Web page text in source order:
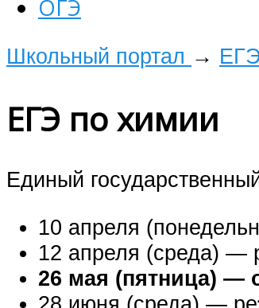
ОГЭ
Школьный портал →
ЕГЭ по химии
Единый
10 апреля
12 апреля (среда) —
26 мая (пятница) —